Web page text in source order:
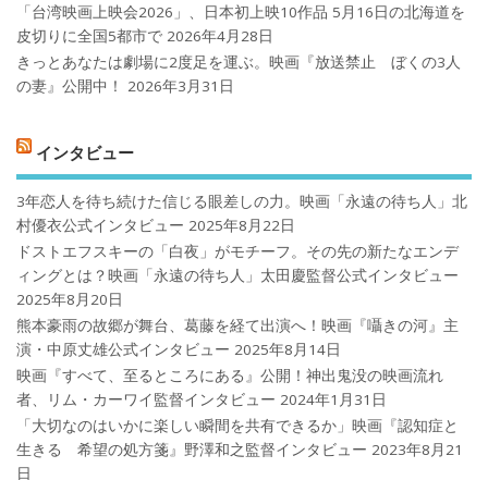
「台湾映画上映会2026」、日本初上映10作品 5月16日の北海道を
皮切りに全国5都市で 2026年4月28日
きっとあなたは劇場に2度足を運ぶ。映画『放送禁止 ぼくの3人
の妻』公開中！
2026年3月31日
インタビュー
3年恋人を待ち続けた信じる眼差しの力。映画「永遠の待ち人」北
村優衣公式インタビュー 2025年8月22日
ドストエフスキーの「白夜」がモチーフ。その先の新たなエンデ
ィングとは？映画「永遠の待ち人」太田慶監督公式インタビュー
2025年8月20日
熊本豪雨の故郷が舞台、葛藤を経て出演へ！映画『囁きの河』主
演・中原丈雄公式インタビュー 2025年8月14日
映画『すべて、至るところにある』公開！神出鬼没の映画流れ
者、リム・カーワイ監督インタビュー 2024年1月31日
「大切なのはいかに楽しい瞬間を共有できるか」映画『認知症と
生きる 希望の処方箋』野澤和之監督インタビュー 2023年8月21
日